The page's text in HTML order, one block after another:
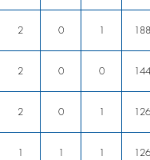
2 0 1 188
2 0 0 144
2 0 1 126
1 1 1 126